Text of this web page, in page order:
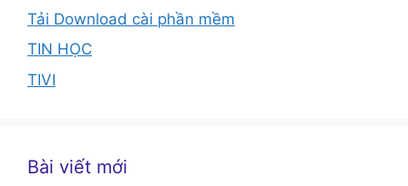
Tải Download cài phần mềm
TIN HỌC
TIVI
Bài viết mới